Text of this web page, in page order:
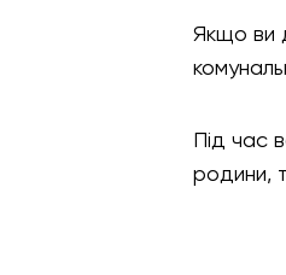
Якщо ви
Під час
родини,